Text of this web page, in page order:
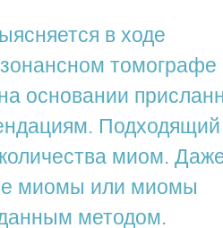
в ходе
томографе
основании
миом.
миомы или миомы
методом.